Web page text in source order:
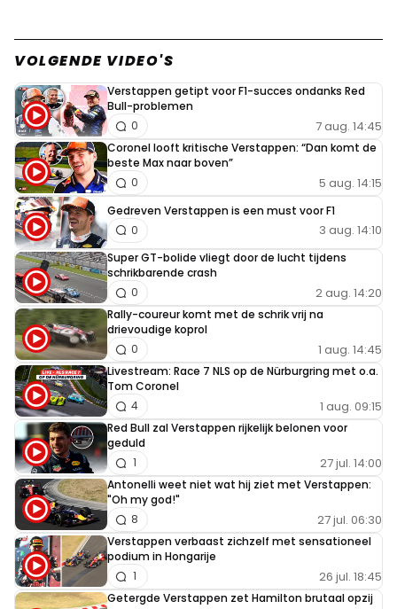
VOLGENDE VIDEO'S
Verstappen getipt voor F1-succes ondanks Red
Bull-problemen
7 aug. 14:45
0
Coronel looft kritische Verstappen: “Dan komt de
beste Max naar boven”
5 aug. 14:15
0
Gedreven Verstappen is een must voor F1
3 aug. 14:10
0
Super GT-bolide vliegt door de lucht tijdens
schrikbarende crash
2 aug. 14:20
0
Rally-coureur komt met de schrik vrij na
drievoudige koprol
1 aug. 14:45
0
Livestream: Race 7 NLS op de Nürburgring met o.a.
Tom Coronel
1 aug. 09:15
4
Red Bull zal Verstappen rijkelijk belonen voor
geduld
27 jul. 14:00
1
Antonelli weet niet wat hij ziet met Verstappen:
"Oh my god!"
27 jul. 06:30
8
Verstappen verbaast zichzelf met sensationeel
podium in Hongarije
26 jul. 18:45
1
Getergde Verstappen zet Hamilton brutaal opzij